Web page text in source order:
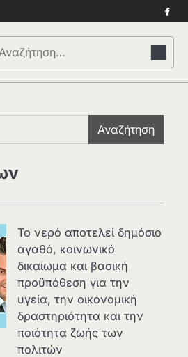
Αναζήτηση
Αναζήτηση
Το νερό αποτελεί δημόσιο
αγαθό, κοινωνικό
δικαίωμα και βασική
προϋπόθεση για την
υγεία, την οικονομική
δραστηριότητα και την
ποιότητα ζωής των
πολιτών